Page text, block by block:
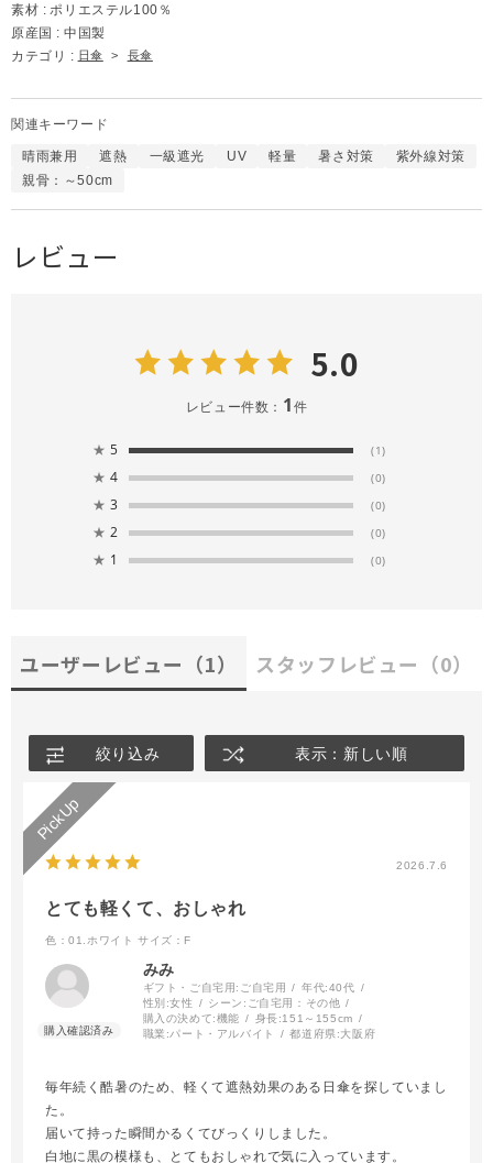
素材 : ポリエステル100％
原産国 : 中国製
カテゴリ : 日傘 > 長傘
関連キーワード
晴雨兼用 遮熱 一級遮光 UV 軽量 暑さ対策
紫外線対策
親骨：～50cm
レビュー
5.0
レビュー件数： 1件
★ 5 (1)
★ 4 (0)
★ 3 (0)
★ 2 (0)
★ 1 (0)
ユーザーレビュー （1） スタッフレビュー （0）
絞り込み 表示：新しい順
2026.7.6
とても軽くて、おしゃれ
色：01.ホワイト サイズ：F
みみ
ギフト・ご自宅用: ご自宅用 年代:40代
性別:女性 シーン: ご自宅用：その他
購入の決めて:機能 身長:151～155cm
職業:パート・アルバイト 都道府県:大阪府
毎年続く酷暑のため、軽くて遮熱効果のある日傘を探していまし
た。
届いて持った瞬間かるくてびっくりしました。
白地に黒の模様も、とてもおしゃれで気に入っています。